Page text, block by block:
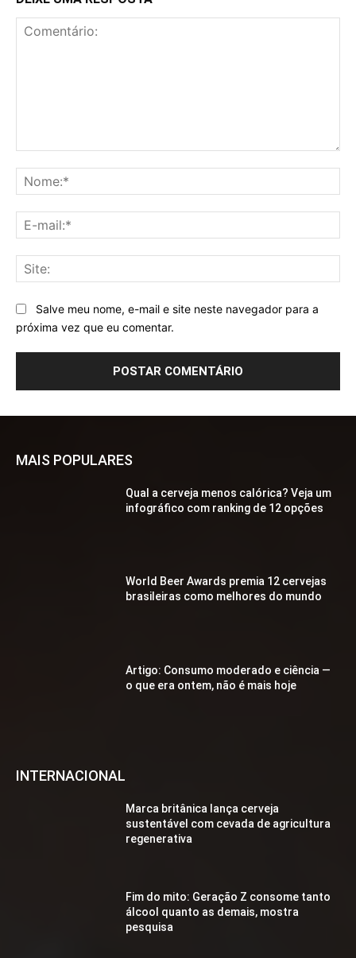
Salve meu nome, e-mail e site neste navegador para a
próxima vez que eu comentar.
MAIS POPULARES
Qual a cerveja menos calórica? Veja um
infográfico com ranking de 12 opções
World Beer Awards premia 12 cervejas
brasileiras como melhores do mundo
Artigo: Consumo moderado e ciência —
o que era ontem, não é mais hoje
INTERNACIONAL
Marca britânica lança cerveja
sustentável com cevada de agricultura
regenerativa
Fim do mito: Geração Z consome tanto
álcool quanto as demais, mostra
pesquisa